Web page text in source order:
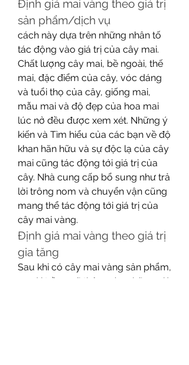
Định giá mai vàng theo giá trị
sản phẩm/dịch vụ
cách này dựa trên những nhân tố
tác động vào giá trị của cây mai.
Chất lượng cây mai, bề ngoài, thế
mai, đặc điểm của cây, vóc dáng
và tuổi thọ của cây, giống mai,
mẫu mai và độ đẹp của hoa mai
lúc nở đều được xem xét. Những ý
kiến và Tìm hiểu của các bạn về độ
khan hãn hữu và sự độc lạ của cây
mai cũng tác động tới giá trị của
cây. Nhà cung cấp bổ sung như trả
lời trông nom và chuyển vận cũng
mang thể tác động tới giá trị của
cây mai vàng.
Định giá mai vàng theo giá trị
gia tăng
Sau khi có cây mai vàng sản phẩm,
người trồng sẽ thêm vào những giá